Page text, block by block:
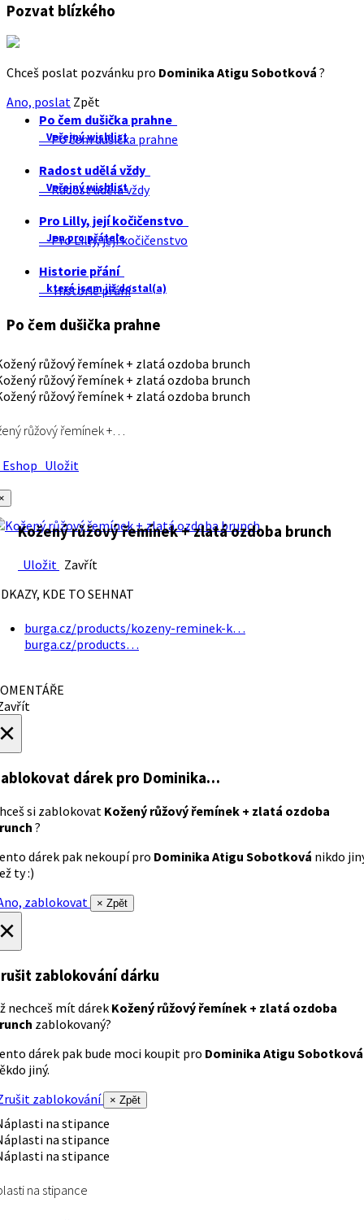
Pozvat blízkého
Chceš poslat pozvánku pro Dominika Atigu Sobotková ?
Ano, poslat Zpět
Po čem dušička prahne
Veřejný wishlist
Po čem dušička prahne
Radost udělá vždy
Veřejný wishlist
Radost udělá vždy
Pro Lilly, její kočičenstvo
Jen pro přátele
Pro Lilly, její kočičenstvo
Historie přání
které jsem již dostal(a)
Historie přání
Po čem dušička prahne
růžový řemínek +…
Uložit
Kožený růžový řemínek + zlatá ozdoba brunch
Uložit Zavřít
KDE TO SEHNAT
burga.cz/products/kozeny-reminek-k…
burga.cz/products…
dárek pro Dominika…
si zablokovat Kožený růžový řemínek + zlatá ozdoba
?
dárek pak nekoupí pro Dominika Atigu Sobotková nikdo
ty :)
zablokovat
× Zpět
zablokování dárku
nechceš mít dárek Kožený růžový řemínek + zlatá ozdoba
zablokovaný?
dárek pak bude moci koupit pro Dominika Atigu Sobotková
jiný.
zablokování
× Zpět
na stipance